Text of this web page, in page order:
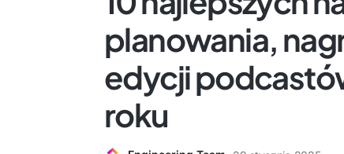
planowania,
edycji
roku